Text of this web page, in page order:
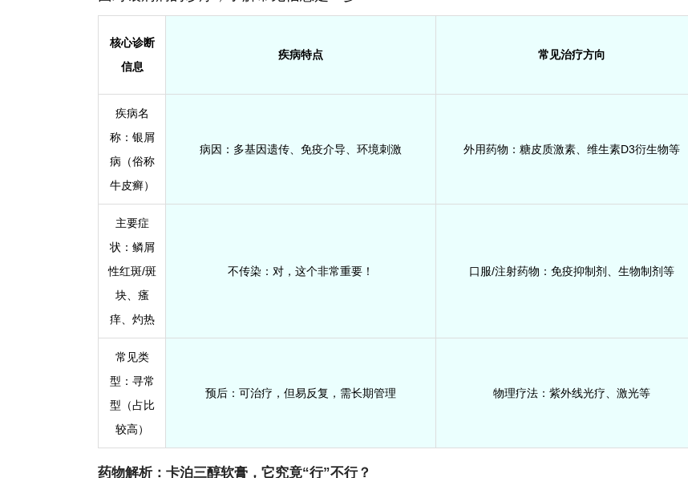
核心诊断
信息
疾病特点 常见治疗方向
疾病名
称： 银屑
病（俗称
牛皮癣）
病因： 多基因遗传、免疫介导、环境刺激 外用药物：糖皮质激素、维生素D3衍生物等
主要症
状： 鳞屑
性红斑/斑
块、瘙
痒、灼热
不传染： 对，这个非常重要！ 口服/注射药物：免疫抑制剂、生物制剂等
常见类
型： 寻常
型（占比
较高）
预后： 可治疗，但易反复，需长期管理 物理疗法：紫外线光疗、激光等
药物解析：卡泊三醇软膏，它究竟“行”不行？